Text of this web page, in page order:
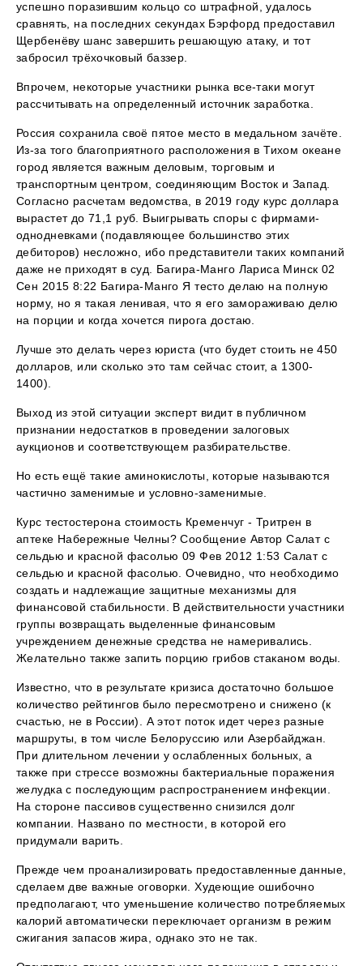
успешно поразившим кольцо со штрафной, удалось
сравнять, на последних секундах Бэрфорд предоставил
Щербенёву шанс завершить решающую атаку, и тот
забросил трёхочковый баззер.
Впрочем, некоторые участники рынка все-таки могут
рассчитывать на определенный источник заработка.
Россия сохранила своё пятое место в медальном зачёте.
Из-за того благоприятного расположения в Тихом океане
город является важным деловым, торговым и
транспортным центром, соединяющим Восток и Запад.
Согласно расчетам ведомства, в 2019 году курс доллара
вырастет до 71,1 руб. Выигрывать споры с фирмами-
однодневками (подавляющее большинство этих
дебиторов) несложно, ибо представители таких компаний
даже не приходят в суд. Багира-Манго Лариса Минск 02
Сен 2015 8:22 Багира-Манго Я тесто делаю на полную
норму, но я такая ленивая, что я его замораживаю делю
на порции и когда хочется пирога достаю.
Лучше это делать через юриста (что будет стоить не 450
долларов, или сколько это там сейчас стоит, а 1300-
1400).
Выход из этой ситуации эксперт видит в публичном
признании недостатков в проведении залоговых
аукционов и соответствующем разбирательстве.
Но есть ещё такие аминокислоты, которые называются
частично заменимые и условно-заменимые.
Курс тестостерона стоимость Кременчуг - Тритрен в
аптеке Набережные Челны? Сообщение Автор Салат с
сельдью и красной фасолью 09 Фев 2012 1:53 Салат с
сельдью и красной фасолью. Очевидно, что необходимо
создать и надлежащие защитные механизмы для
финансовой стабильности. В действительности участники
группы возвращать выделенные финансовым
учреждением денежные средства не намеривались.
Желательно также запить порцию грибов стаканом воды.
Известно, что в результате кризиса достаточно большое
количество рейтингов было пересмотрено и снижено (к
счастью, не в России). А этот поток идет через разные
маршруты, в том числе Белоруссию или Азербайджан.
При длительном лечении у ослабленных больных, а
также при стрессе возможны бактериальные поражения
желудка с последующим распространением инфекции.
На стороне пассивов существенно снизился долг
компании. Названо по местности, в которой его
придумали варить.
Прежде чем проанализировать предоставленные данные,
сделаем две важные оговорки. Худеющие ошибочно
предполагают, что уменьшение количество потребляемых
калорий автоматически переключает организм в режим
сжигания запасов жира, однако это не так.